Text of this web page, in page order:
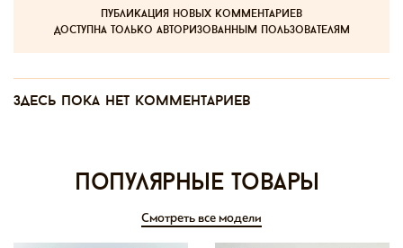
публикация новых комментариев
доступна только авторизованным пользователям
Здесь пока нет комментариев
Популярные товары
Смотреть все модели